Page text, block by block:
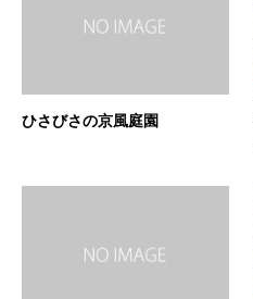
ひさびさの京風庭園